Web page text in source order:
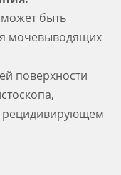
быть
мочевыводящих
поверхности
рецидивирующем